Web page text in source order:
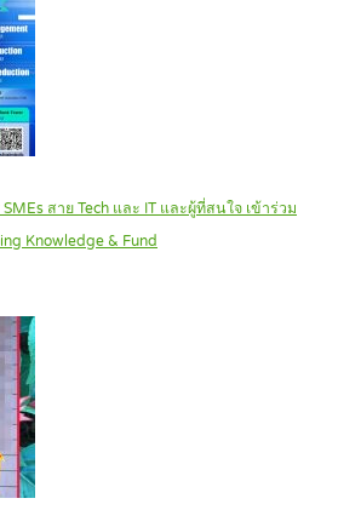
สาย Tech และ IT และผู้ที่สนใจ เข้าร่วม
Knowledge & Fund